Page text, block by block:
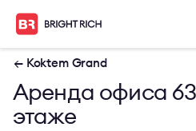
← Koktem Grand
Аренда офиса
этаже